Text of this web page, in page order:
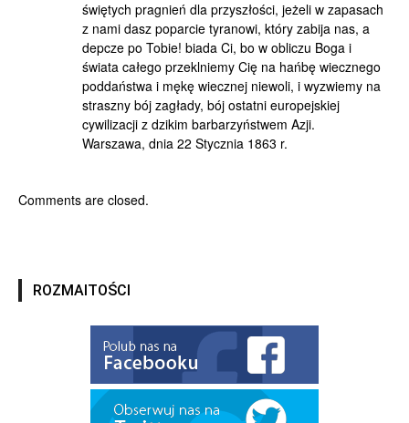
świętych pragnień dla przyszłości, jeżeli w zapasach
z nami dasz poparcie tyranowi, który zabija nas, a
depcze po Tobie! biada Ci, bo w obliczu Boga i
świata całego przeklniemy Cię na hańbę wiecznego
poddaństwa i mękę wiecznej niewoli, i wyzwiemy na
straszny bój zagłady, bój ostatni europejskiej
cywilizacji z dzikim barbarzyństwem Azji.
Warszawa, dnia 22 Stycznia 1863 r.
Comments are closed.
ROZMAITOŚCI